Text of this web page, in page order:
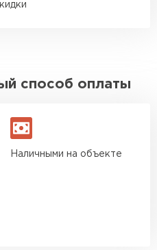
способ оплаты
Наличными на объекте